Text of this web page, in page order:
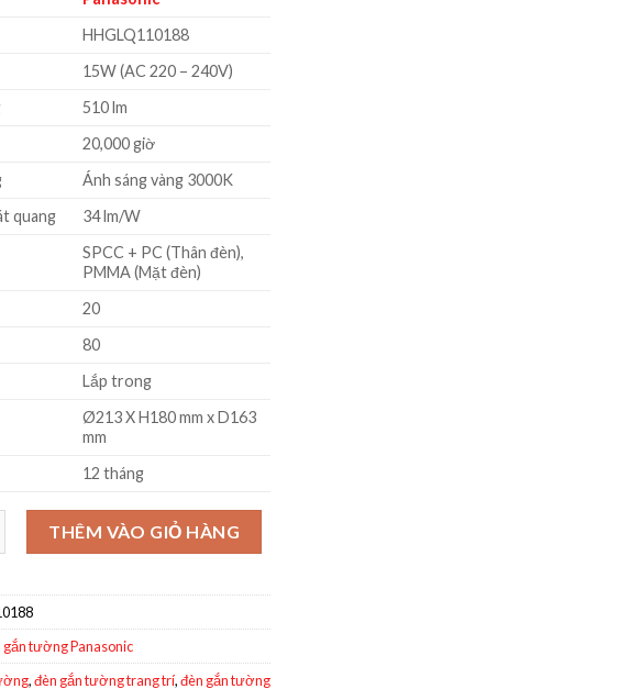
2.228.000 ₫.là:
1.381.360 ₫.
HHGLQ110188
15W (AC 220 – 240V)
510 lm
20,000 giờ
Ánh sáng vàng 3000K
quang
34 lm/W
SPCC + PC (Thân đèn),
PMMA (Mặt đèn)
20
80
Lắp trong
Ø213 X H180 mm x D163
mm
12 tháng
Panasonic gắn tường Ease Joy HHGLQ110188 số lượng
THÊM VÀO GIỎ HÀNG
tường Panasonic
,đèn gắn tường trang trí,đèn gắn tường